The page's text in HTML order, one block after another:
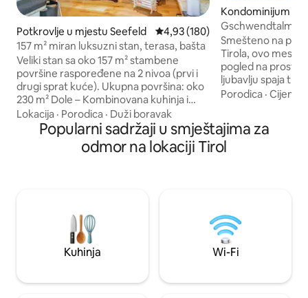
Potkrovlje u mjestu Seefeld prosječna ocjena 4,93 od 5,
4,93 (180)
157 m² miran luksuzni stan, terasa, bašta
Veliki stan sa oko 157 m² stambene
površine raspoređene na 2 nivoa (prvi i
drugi sprat kuće). Ukupna površina: oko
230 m² Dole – Kombinovana kuhinja i
dnevna soba sa potpuno opremljenom
kuhinjom, kaminom, kaučem,
televizorom, trpezarijskim stolovima -
Kupatilo i WC - WC šolja i pisoar - 1
opuštanje -dečija zona - Terasa, bašta -2
parking mjesta -3 min. do železničke
stanice i 5 min. do centra
Lokacija · Porodica · Duži boravak
Kondominijum u
sbruck-Land
Gschwendtalm-
Take-Time
Smešteno na
Tirola, ovo mesto
pogled na
ljubavlju spaja
omogućiće vam
vreme uživate u
sportova. Ipak,
Porodica ·Cijena
Popularni sadržaji u smještajima za
odmor na lokaciji Tirol
Kuhinja Wi-Fi